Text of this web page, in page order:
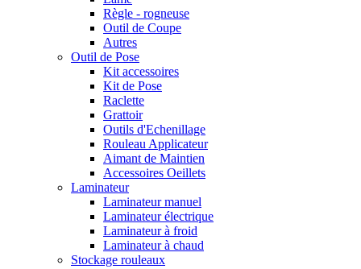
Règle - rogneuse
Outil de Coupe
Autres
Outil de Pose
Kit accessoires
Kit de Pose
Raclette
Grattoir
Outils d'Echenillage
Rouleau Applicateur
Aimant de Maintien
Accessoires Oeillets
Laminateur
Laminateur manuel
Laminateur électrique
Laminateur à froid
Laminateur à chaud
Stockage rouleaux